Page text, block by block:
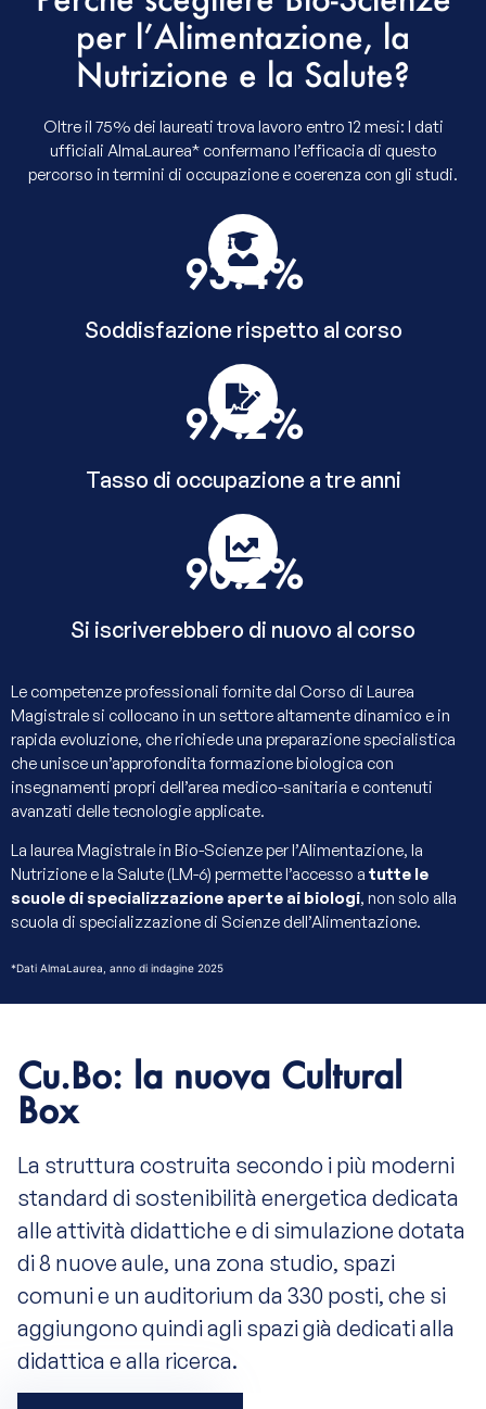
per l’Alimentazione, la
Nutrizione e la Salute?
Oltre il 75% dei laureati trova lavoro entro 12 mesi: I dati
ufficiali AlmaLaurea* confermano l’efficacia di questo
percorso in termini di occupazione e coerenza con gli studi.
Soddisfazione rispetto al corso
93.4%
Tasso di occupazione a tre anni
97.2%
Si iscriverebbero di nuovo al corso
90.2%
Le competenze professionali fornite dal Corso di Laurea
Magistrale si collocano in un settore altamente dinamico e in
rapida evoluzione, che richiede una preparazione specialistica
che unisce un’approfondita formazione biologica con
insegnamenti propri dell’area medico-sanitaria e contenuti
avanzati delle tecnologie applicate.
La laurea Magistrale in Bio-Scienze per l’Alimentazione, la
Nutrizione e la Salute (LM-6) permette l’accesso a tutte le
scuole di specializzazione aperte ai biologi, non solo alla
scuola di specializzazione di Scienze dell’Alimentazione.
*Dati AlmaLaurea, anno di indagine 2025
Cu.Bo: la nuova Cultural
Box
La struttura costruita secondo i più moderni
standard di sostenibilità energetica dedicata
alle attività didattiche e di simulazione dotata
di 8 nuove aule, una zona studio, spazi
comuni e un auditorium da 330 posti, che si
aggiungono quindi agli spazi già dedicati alla
didattica e alla ricerca.